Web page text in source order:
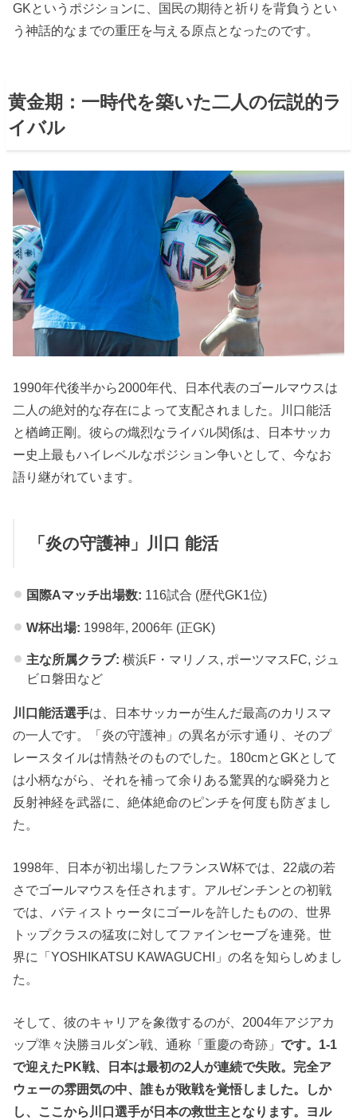
GKというポジションに、国民の期待と祈りを背負うとい
う神話的なまでの重圧を与える原点となったのです。
黄金期：一時代を築いた二人の伝説的ラ
イバル
1990年代後半から2000年代、日本代表のゴールマウスは
二人の絶対的な存在によって支配されました。川口能活
と楢﨑正剛。彼らの熾烈なライバル関係は、日本サッカ
ー史上最もハイレベルなポジション争いとして、今なお
語り継がれています。
「炎の守護神」川口 能活
国際Aマッチ出場数: 116試合 (歴代GK1位)
W杯出場: 1998年, 2006年 (正GK)
主な所属クラブ: 横浜F・マリノス, ポーツマスFC, ジュ
ビロ磐田など
川口能活選手は、日本サッカーが生んだ最高のカリスマ
の一人です。「炎の守護神」の異名が示す通り、そのプ
レースタイルは情熱そのものでした。180cmとGKとして
は小柄ながら、それを補って余りある驚異的な瞬発力と
反射神経を武器に、絶体絶命のピンチを何度も防ぎまし
た。
1998年、日本が初出場したフランスW杯では、22歳の若
さでゴールマウスを任されます。アルゼンチンとの初戦
では、バティストゥータにゴールを許したものの、世界
トップクラスの猛攻に対してファインセーブを連発。世
界に「YOSHIKATSU KAWAGUCHI」の名を知らしめまし
た。
そして、彼のキャリアを象徴するのが、2004年アジアカ
ップ準々決勝ヨルダン戦、通称「重慶の奇跡」です。1-1
で迎えたPK戦、日本は最初の2人が連続で失敗。完全ア
ウェーの雰囲気の中、誰もが敗戦を覚悟しました。しか
し、ここから川口選手が日本の救世主となります。ヨル